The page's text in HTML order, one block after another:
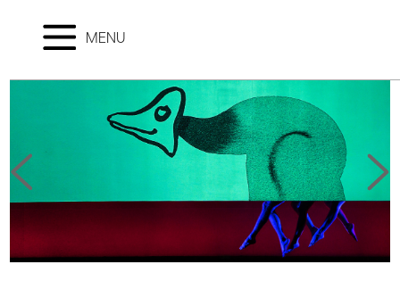
MENU